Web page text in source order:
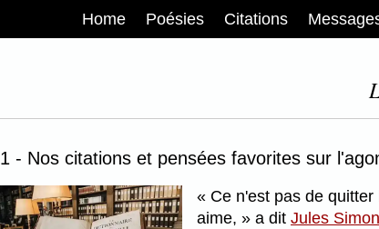
Home Poésies Citations
1 - Nos citations et pensées favorites sur
Ce n'est pas de
aime,
a dit Jules Simon